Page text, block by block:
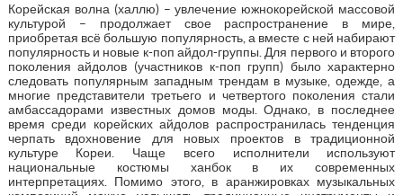
Корейская волна (халлю) – увлечение южнокорейской массовой
культурой – продолжает свое распространение в мире,
приобретая всё большую популярность, а вместе с ней набирают
популярность и новые к-поп айдол-группы. Для первого и второго
поколения айдолов (участников к-поп групп) было характерно
следовать популярным западным трендам в музыке, одежде, а
многие представители третьего и четвертого поколения стали
амбассадорами известных домов моды. Однако, в последнее
время среди корейских айдолов распространилась тенденция
черпать вдохновение для новых проектов в традиционной
культуре Кореи. Чаще всего исполнители используют
национальные костюмы ханбок в их современных
интерпретациях. Помимо этого, в аранжировках музыкальных